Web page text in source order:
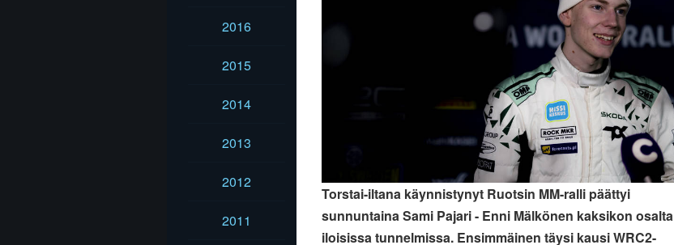
2016
2015
2014
2013
2012
2011
Torstai-iltana käynnistynyt Ruotsin MM-ralli päättyi
sunnuntaina Sami Pajari - Enni Mälkönen kaksikon osalta
iloisissa tunnelmissa. Ensimmäinen täysi kausi WRC2-